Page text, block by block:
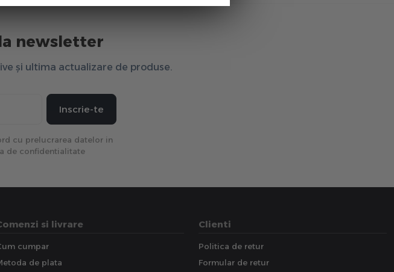
newsletter
și ultima actualizare de produse.
Inscrie-te
cu prelucrarea datelor in
de confidentialitate
si livrare
cumpar
de plata
Clienti
Politica de retur
Formular de retur